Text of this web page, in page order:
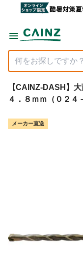
【CAINZ-DASH】
４．８ｍｍ（０２４
メーカー直送